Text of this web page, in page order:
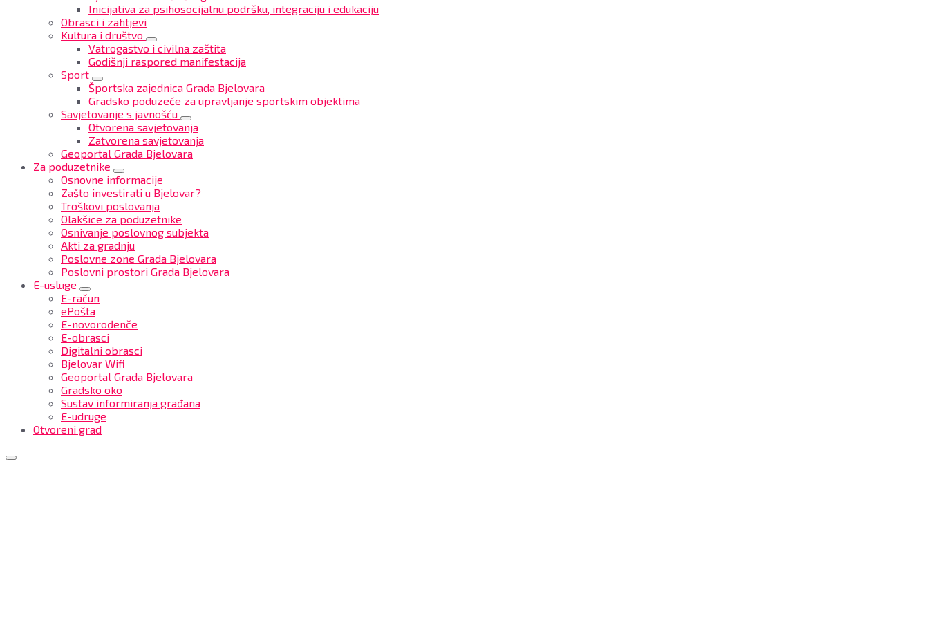
Inicijativa za psihosocijalnu podršku, integraciju i edukaciju
Obrasci i zahtjevi
Kultura i društvo
Vatrogastvo i civilna zaštita
Godišnji raspored manifestacija
Sport
Športska zajednica Grada Bjelovara
Gradsko poduzeće za upravljanje sportskim objektima
Savjetovanje s javnošću
Otvorena savjetovanja
Zatvorena savjetovanja
Geoportal Grada Bjelovara
Za poduzetnike
Osnovne informacije
Zašto investirati u Bjelovar?
Troškovi poslovanja
Olakšice za poduzetnike
Osnivanje poslovnog subjekta
Akti za gradnju
Poslovne zone Grada Bjelovara
Poslovni prostori Grada Bjelovara
E-usluge
E-račun
ePošta
E-novorođenče
E-obrasci
Digitalni obrasci
Bjelovar Wifi
Geoportal Grada Bjelovara
Gradsko oko
Sustav informiranja građana
E-udruge
Otvoreni grad